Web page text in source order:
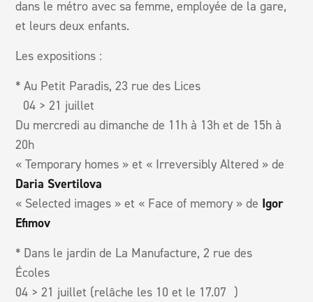
dans le métro avec sa femme, employée de la gare,
et leurs deux enfants.
Les expositions :
* Au Petit Paradis, 23 rue des Lices
04 > 21 juillet
Du mercredi au dimanche de 11h à 13h et de 15h à
20h
« Temporary homes » et « Irreversibly Altered » de
Daria Svertilova
« Selected images » et « Face of memory » de Igor
Efimov
* Dans le jardin de La Manufacture, 2 rue des
Écoles
04 > 21 juillet (relâche les 10 et le 17.07 )